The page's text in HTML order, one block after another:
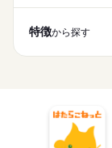
特徴から探す